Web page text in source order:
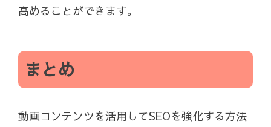
高めることができます。
まとめ
動画コンテンツを活用してSEOを強化する方法